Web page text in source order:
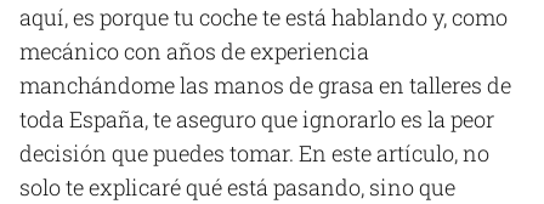
aquí, es porque tu coche te está hablando y, como
mecánico con años de experiencia
manchándome las manos de grasa en talleres de
toda España, te aseguro que ignorarlo es la peor
decisión que puedes tomar. En este artículo, no
solo te explicaré qué está pasando, sino que